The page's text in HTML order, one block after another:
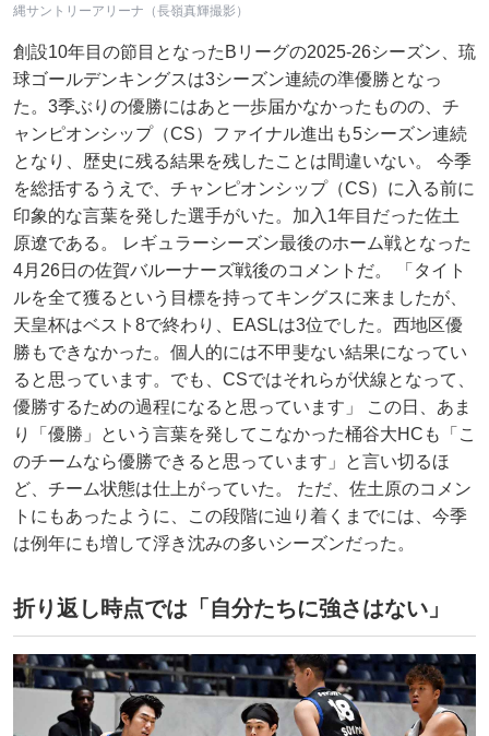
縄サントリーアリーナ（長嶺真輝撮影）
創設10年目の節目となったBリーグの2025-26シーズン、琉
球ゴールデンキングスは3シーズン連続の準優勝となっ
た。3季ぶりの優勝にはあと一歩届かなかったものの、チ
ャンピオンシップ（CS）ファイナル進出も5シーズン連続
となり、歴史に残る結果を残したことは間違いない。 今季
を総括するうえで、チャンピオンシップ（CS）に入る前に
印象的な言葉を発した選手がいた。加入1年目だった佐土
原遼である。 レギュラーシーズン最後のホーム戦となった
4月26日の佐賀バルーナーズ戦後のコメントだ。 「タイト
ルを全て獲るという目標を持ってキングスに来ましたが、
天皇杯はベスト8で終わり、EASLは3位でした。西地区優
勝もできなかった。個人的には不甲斐ない結果になってい
ると思っています。でも、CSではそれらが伏線となって、
優勝するための過程になると思っています」 この日、あま
り「優勝」という言葉を発してこなかった桶谷大HCも「こ
のチームなら優勝できると思っています」と言い切るほ
ど、チーム状態は仕上がっていた。 ただ、佐土原のコメン
トにもあったように、この段階に辿り着くまでには、今季
は例年にも増して浮き沈みの多いシーズンだった。
折り返し時点では「自分たちに強さはない」